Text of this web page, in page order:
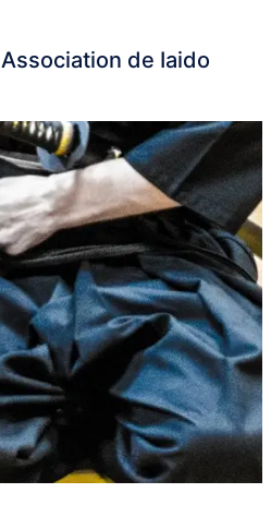
Association de Iaido